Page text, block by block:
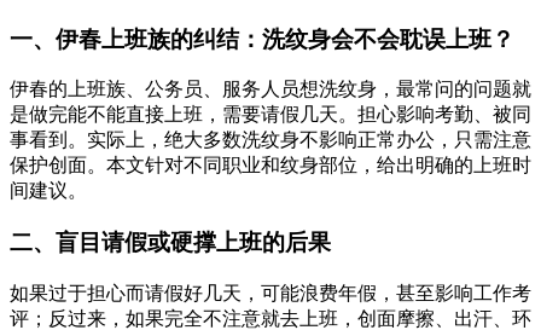
一、伊春上班族的纠结：洗纹身会不会耽误上班？
伊春的上班族、公务员、服务人员想洗纹身，最常问的问题就
是做完能不能直接上班，需要请假几天。担心影响考勤、被同
事看到。实际上，绝大多数洗纹身不影响正常办公，只需注意
保护创面。本文针对不同职业和纹身部位，给出明确的上班时
间建议。
二、盲目请假或硬撑上班的后果
如果过于担心而请假好几天，可能浪费年假，甚至影响工作考
评；反过来，如果完全不注意就去上班，创面摩擦、出汗、环